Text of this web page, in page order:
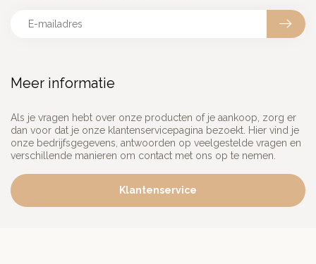
Meer informatie
Als je vragen hebt over onze producten of je aankoop, zorg er
dan voor dat je onze klantenservicepagina bezoekt. Hier vind je
onze bedrijfsgegevens, antwoorden op veelgestelde vragen en
verschillende manieren om contact met ons op te nemen.
Klantenservice